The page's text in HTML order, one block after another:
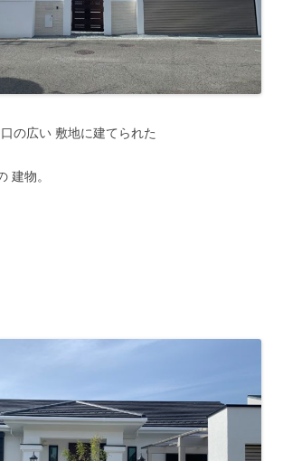
の広い 敷地に建てられた
建物。